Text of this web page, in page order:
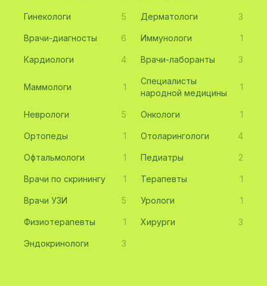
Гинекологи 5 Дерматологи 3
Врачи-диагносты 6 Иммунологи 1
Кардиологи 4 Врачи-лаборанты 3
Маммологи 1
Специалисты
народной медицины
1
Неврологи 5 Онкологи 1
Ортопеды 1 Отоларингологи 4
Офтальмологи 1 Педиатры 2
Врачи по скринингу 1 Терапевты 1
Врачи УЗИ 5 Урологи 1
Физиотерапевты 1 Хирурги 3
Эндокринологи 3